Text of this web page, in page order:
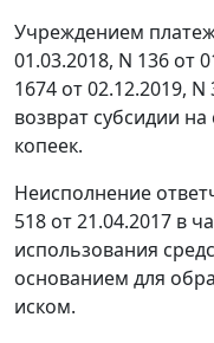
Учреждением
01.03.2018, N 136 от
1674 от 02.12.2019,
возврат субсидии
копеек.
Неисполнение
518 от 21.04.2017 в
использования
основанием для
иском.